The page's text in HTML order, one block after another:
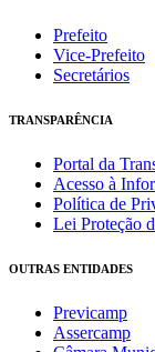
Prefeito
Vice-Prefeito
Secretários
TRANSPARÊNCIA
Portal da
Acesso à
Política de
Lei Proteção
OUTRAS ENTIDADES
Previcamp
Assercamp